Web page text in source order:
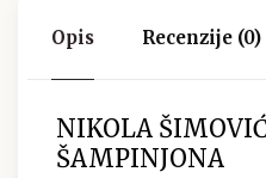
Opis Recenzije (0)
NIKOLA ŠIMOVIĆ
ŠAMPINJONA